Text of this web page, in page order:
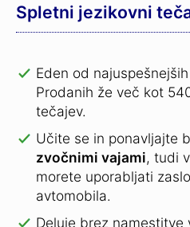
Spletni jezikovni
Eden od
Prodanih že več kot
tečajev.
Učite se in ponavljajte
zvočnimi vajami, tudi
morete uporabljati
avtomobila.
Deluje brez namestitve